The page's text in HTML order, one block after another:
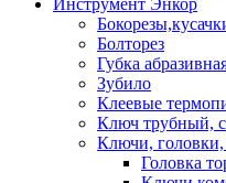
Инструмент Энкор
Болторез
Губка
Зубило
Клеевые
Ключ трубный,
Ключи,
Головка